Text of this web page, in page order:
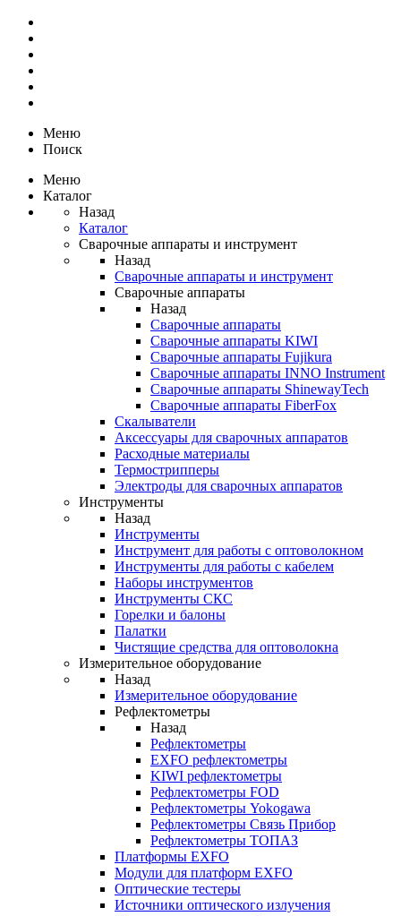
Меню
Поиск
Меню
Каталог
Назад
Каталог
Сварочные аппараты и инструмент
Назад
Сварочные аппараты и инструмент
Сварочные аппараты
Назад
Сварочные аппараты
Сварочные аппараты KIWI
Сварочные аппараты Fujikura
Сварочные аппараты INNO Instrument
Сварочные аппараты ShinewayTech
Cварочные аппараты FiberFox
Скалыватели
Аксессуары для сварочных аппаратов
Расходные материалы
Термострипперы
Электроды для сварочных аппаратов
Инструменты
Назад
Инструменты
Инструмент для работы с оптоволокном
Инструменты для работы с кабелем
Наборы инструментов
Инструменты СКС
Горелки и балоны
Палатки
Чистящие средства для оптоволокна
Измерительное оборудование
Назад
Измерительное оборудование
Рефлектометры
Назад
Рефлектометры
EXFO рефлектометры
KIWI рефлектометры
Рефлектометры FOD
Рефлектометры Yokogawa
Рефлектометры Связь Прибор
Рефлектометры ТОПАЗ
Платформы EXFO
Модули для платформ EXFO
Оптические тестеры
Источники оптического излучения